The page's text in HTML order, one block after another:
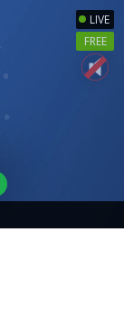
LIVE
FREE